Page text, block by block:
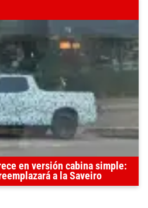
en versión cabina simple:
a la Saveiro